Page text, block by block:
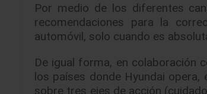
Por medio de los diferentes
recomendaciones para la
automóvil, solo cuando es
De igual forma, en colaboración
los países donde Hyundai
sobre tres ejes de acción